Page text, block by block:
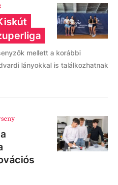
mellett a korábbi
lányokkal is találkozhatnak